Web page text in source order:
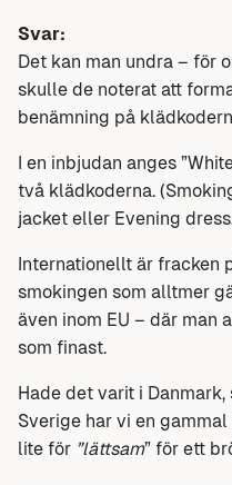
Svar:
Det kan man undra – för
skulle de noterat att
benämning på
I en inbjudan anges
två klädkoderna.
jacket eller Evening
Internationellt är fracken
smokingen som alltmer
även inom EU – där man
som finast.
Hade det varit i
Sverige har vi en
lite för ”lättsam” för ett